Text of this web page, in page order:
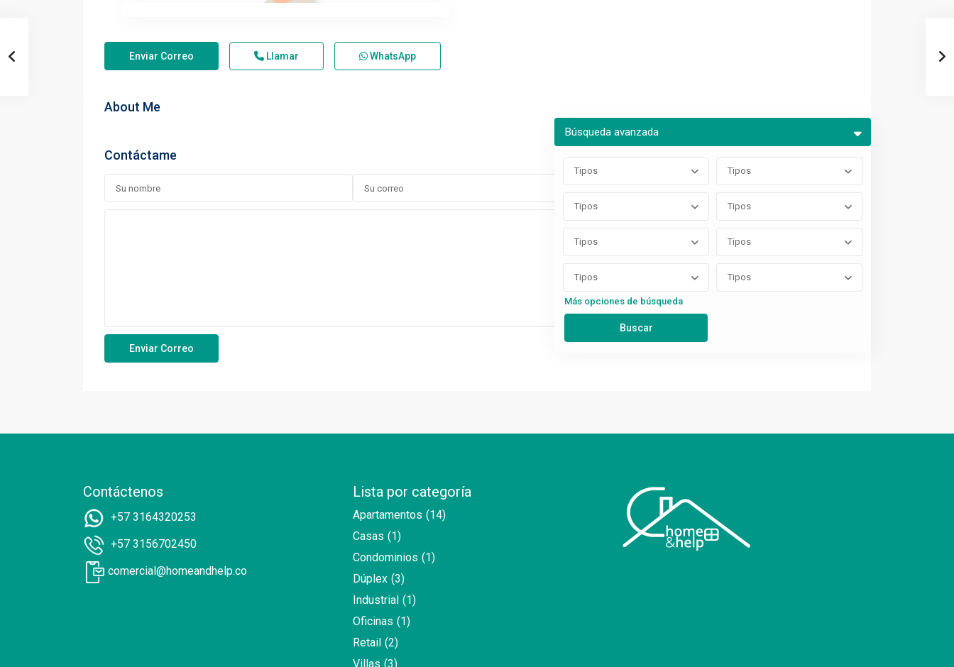
Búsqueda avanzada
Tipos Tipos
Tipos Tipos
Tipos Tipos
Tipos Tipos
Más opciones de búsqueda
Enviar Correo Llamar WhatsApp
About Me
Contáctame
Contáctenos
+57 3164320253
+57 3156702450
comercial@homeandhelp.co
Lista por categoría
Apartamentos (14)
Casas (1)
Condominios (1)
Dúplex (3)
Industrial (1)
Oficinas (1)
Retail (2)
Villas (3)